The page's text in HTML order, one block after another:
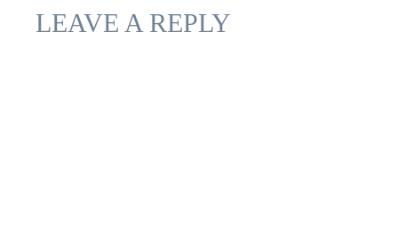
LEAVE A REPLY